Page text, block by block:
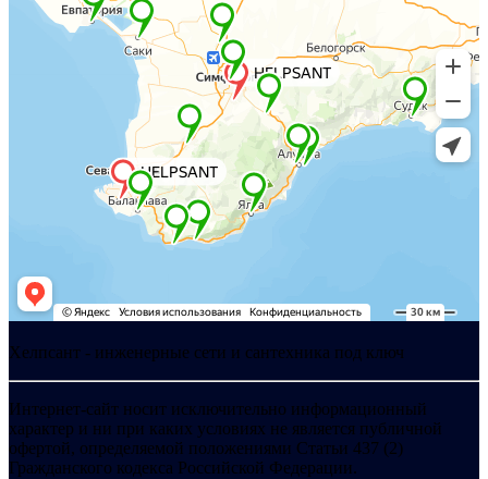
Хелпсант - инженерные сети и сантехника под ключ
Интернет-сайт носит исключительно информационный
характер и ни при каких условиях не является публичной
офертой, определяемой положениями Статьи 437 (2)
Гражданского кодекса Российской Федерации.